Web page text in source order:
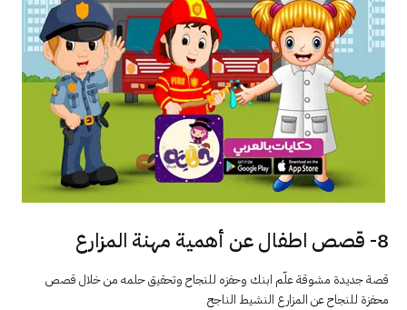
8- قصص اطفال عن أهمية مهنة المزارع
قصة جديدة مشوقة علّم ابنك وحفزه للنجاح وتحقيق حلمه من خلال قصص
محفزة للنجاح عن المزارع النشيط الناجح